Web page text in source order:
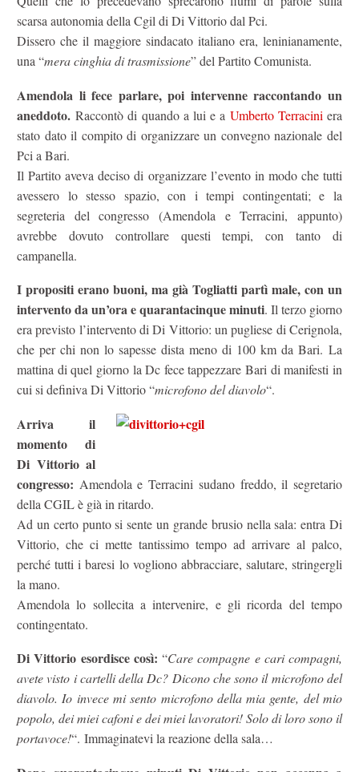
scarsa autonomia della Cgil di Di Vittorio dal Pci.
Dissero che il maggiore sindacato italiano era, leninianamente,
una “mera cinghia di trasmissione” del Partito Comunista.
Amendola li fece parlare, poi intervenne raccontando un
aneddoto.Raccontò di quando a lui e a Umberto Terracini era
stato dato il compito di organizzare un convegno nazionale del
Pci a Bari.
Il Partito aveva deciso di organizzare l’evento in modo che tutti
avessero lo stesso spazio, con i tempi contingentati; e la
segreteria del congresso (Amendola e Terracini, appunto)
avrebbe dovuto controllare questi tempi, con tanto di
campanella.
I propositi erano buoni, ma già Togliatti partì male, con un
intervento da un’ora e quarantacinque minuti. Il terzo giorno
era previsto l’intervento di Di Vittorio: un pugliese di Cerignola,
che per chi non lo sapesse dista meno di 100 km da Bari. La
mattina di quel giorno la Dc fece tappezzare Bari di manifesti in
cui si definiva Di Vittorio “microfono del diavolo“.
Arriva il
momento di
Di Vittorio al
congresso: Amendola e Terracini sudano freddo, il segretario
della CGIL è già in ritardo.
Ad un certo punto si sente un grande brusio nella sala: entra Di
Vittorio, che ci mette tantissimo tempo ad arrivare al palco,
perché tutti i baresi lo vogliono abbracciare, salutare, stringergli
la mano.
Amendola lo sollecita a intervenire, e gli ricorda del tempo
contingentato.
Di Vittorio esordisce così: “Care compagne e cari compagni,
avete visto i cartelli della Dc? Dicono che sono il microfono del
diavolo. Io invece mi sento microfono della mia gente, del mio
popolo, dei miei cafoni e dei miei lavoratori! Solo di loro sono il
portavoce!“. Immaginatevi la reazione della sala…